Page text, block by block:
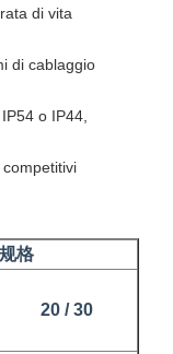
di vita
di cablaggio
o IP44,
规格
20 / 30